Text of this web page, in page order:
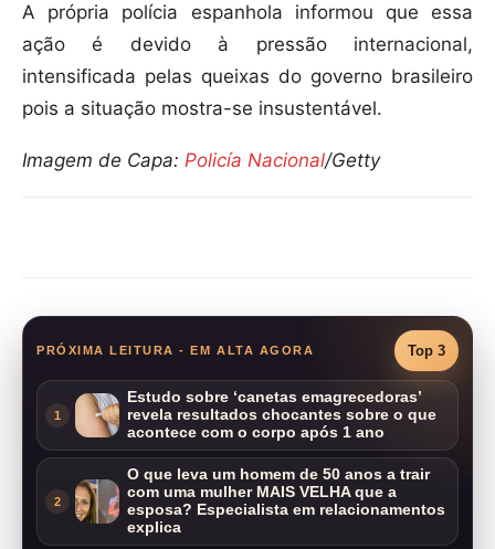
A própria polícia espanhola informou que essa
ação é devido à pressão internacional,
intensificada pelas queixas do governo brasileiro
pois a situação mostra-se insustentável.
Imagem de Capa: Policía Nacional/Getty
PRÓXIMA LEITURA - EM ALTA AGORA Top 3
1
Estudo sobre ‘canetas emagrecedoras’
revela resultados chocantes sobre o que
acontece com o corpo após 1 ano
2
O que leva um homem de 50 anos a trair
com uma mulher MAIS VELHA que a
esposa? Especialista em relacionamentos
explica